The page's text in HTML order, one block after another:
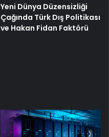
Yeni Dünya Düzensizliği
Çağında Türk Dış Politikası
ve Hakan Fidan Faktörü